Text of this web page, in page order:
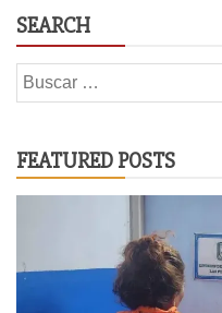
SEARCH
Buscar:
FEATURED POSTS